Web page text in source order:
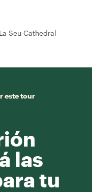
Seu Cathedral
este tour
las
tu